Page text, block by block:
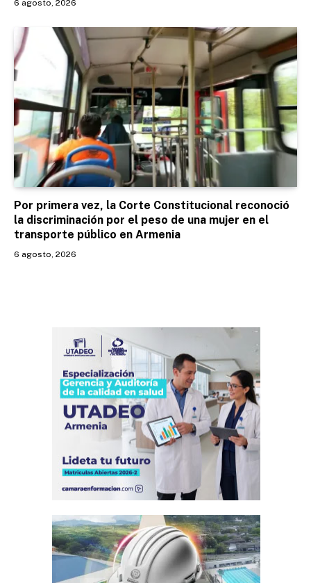
6 agosto, 2026
Por primera vez, la Corte Constitucional reconoció
la discriminación por el peso de una mujer en el
transporte público en Armenia
6 agosto, 2026